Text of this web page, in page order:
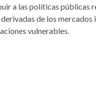
a las políticas públicas
de los mercados
vulnerables.